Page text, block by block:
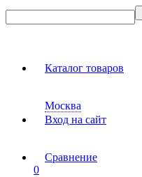
Каталог товаров
Москва
Вход на сайт
Сравнение
0